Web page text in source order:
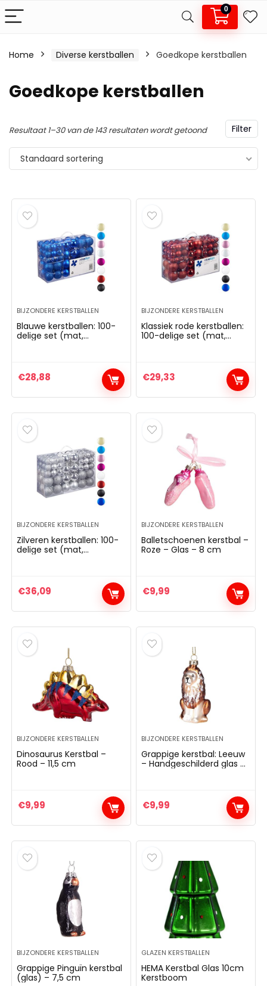
0
Gherkin –
Kerstbal
Grappige Decoratieve
Boombal – 9 cm
BRUBAKER 3-delige
boomballen voor
met hoge hakken,
champagnefles
mondgeblazen
– dames
grappig roze
29,99
Home Diverse kerstballen Goedkope kerstballen
Goedkope kerstballen
Filter
Resultaat 1–30 van de 143 resultaten wordt getoond
Standaard sortering
BIJZONDERE KERSTBALLEN
Blauwe kerstballen: 100-
delige set (mat,
€28,88
BIJZONDERE KERSTBALLEN
Klassiek rode kerstballen:
100-delige set (mat,
€29,33
BIJZONDERE KERSTBALLEN
Zilveren kerstballen: 100-
delige set (mat,
€36,09
BIJZONDERE KERSTBALLEN
Balletschoenen kerstbal –
Roze – Glas – 8 cm
€9,99
BIJZONDERE KERSTBALLEN
Dinosaurus Kerstbal –
Rood – 11,5 cm
€9,99
BIJZONDERE KERSTBALLEN
Grappige kerstbal: Leeuw
– Handgeschilderd glas –
€9,99
BIJZONDERE KERSTBALLEN
Grappige Pinguïn kerstbal
(glas) – 7,5 cm
GLAZEN KERSTBALLEN
HEMA Kerstbal Glas 10cm
Kerstboom